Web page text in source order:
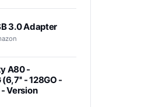
3.0 Adapter
A80 -
- 128GO -
- Version